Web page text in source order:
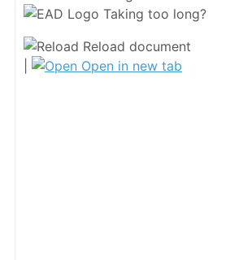
Taking too long?
Reload document
Open in new tab